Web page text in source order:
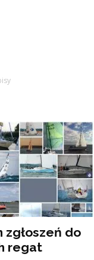
do
regat